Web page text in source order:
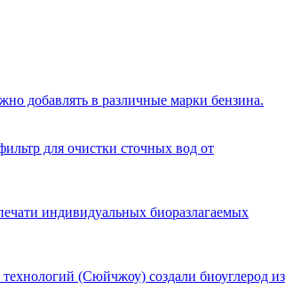
добавлять в различные марки бензина.
для очистки сточных вод от
индивидуальных биоразлагаемых
(Сюйчжоу) создали биоуглерод из